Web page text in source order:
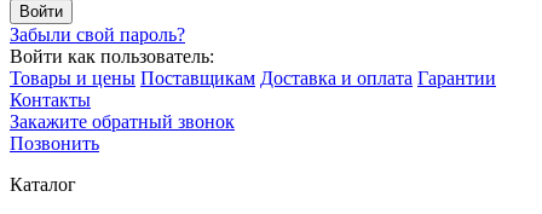
Забыли свой пароль?
Войти как пользователь:
Товары и цены Поставщикам Доставка и оплата Гарантии
Контакты
Закажите обратный звонок
Позвонить
Каталог